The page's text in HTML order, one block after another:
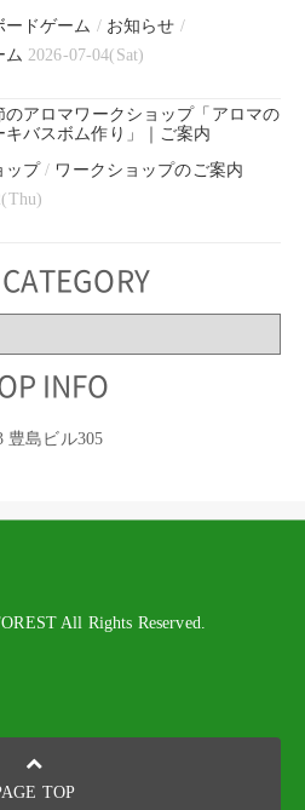
ードゲーム / お知らせ /
ム 2026-07-04(Sat)
のアロマワークショップ「アロマの
キバスボム作り」｜ご案内
ップ/ ワークショップのご案内
INFO
豊島ビル305
All Rights Reserved.
TOP